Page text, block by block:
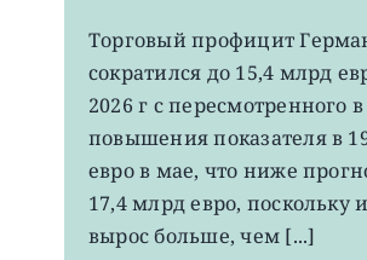
4-
Торговый профицит
сократился до 15,4 млрд
2026 г с пересмотренного
повышения показателя в
евро в мае, что ниже
17,4 млрд евро, поскольку
вырос больше, чем [...]